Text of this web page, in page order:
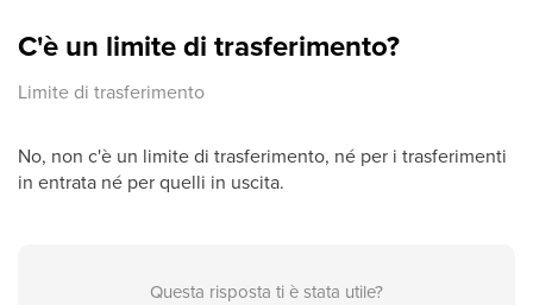
C'è un limite di trasferimento?
Limite di trasferimento
No, non c'è un limite di trasferimento, né per i trasferimenti
in entrata né per quelli in uscita.
Questa risposta ti è stata utile?